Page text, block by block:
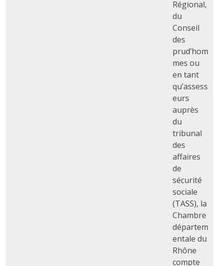
Régional,
du
Conseil
des
prud’hom
mes ou
en tant
qu’assess
eurs
auprès
du
tribunal
des
affaires
de
sécurité
sociale
(TASS), la
Chambre
départem
entale du
Rhône
compte